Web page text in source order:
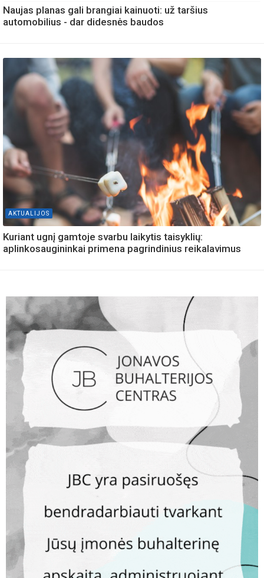
Naujas planas gali brangiai kainuoti: už taršius
automobilius - dar didesnės baudos
AKTUALIJOS
Kuriant ugnį gamtoje svarbu laikytis taisyklių:
aplinkosaugininkai primena pagrindinius reikalavimus